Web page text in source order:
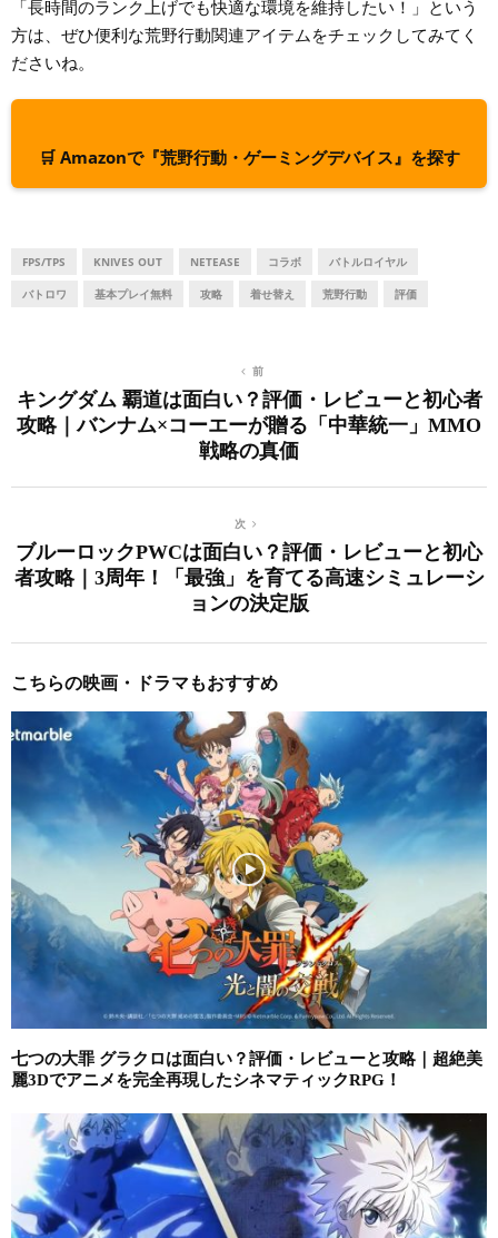
「長時間のランク上げでも快適な環境を維持したい！」という
方は、ぜひ便利な荒野行動関連アイテムをチェックしてみてく
ださいね。
🛒 Amazonで『荒野行動・ゲーミングデバイス』を探す
FPS/TPS KNIVES OUT NETEASE コラボ バトルロイヤル
バトロワ 基本プレイ無料 攻略 着せ替え 荒野行動 評価
前
キングダム 覇道は面白い？評価・レビューと初心者
攻略｜バンナム×コーエーが贈る「中華統一」MMO
戦略の真価
次
ブルーロックPWCは面白い？評価・レビューと初心
者攻略｜3周年！「最強」を育てる高速シミュレーシ
ョンの決定版
こちらの映画・ドラマもおすすめ
七つの大罪 グラクロは面白い？評価・レビューと攻略｜超絶美
麗3Dでアニメを完全再現したシネマティックRPG！